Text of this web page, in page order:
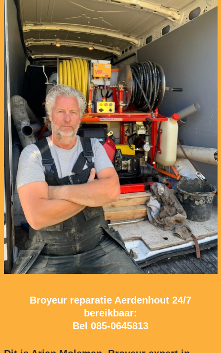
Broyeur reparatie Aerdenhout 24/7
bereikbaar:
Bel 085-0645813